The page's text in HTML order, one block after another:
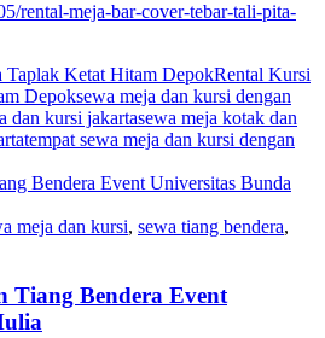
rental-meja-bar-cover-tebar-tali-pita-
Taplak Ketat Hitam DepokRental Kursi
Depoksewa meja dan kursi dengan
dan kursi jakartasewa meja kotak dan
tempat sewa meja dan kursi dengan
meja dan kursi, sewa tiang bendera,
Tiang Bendera Event